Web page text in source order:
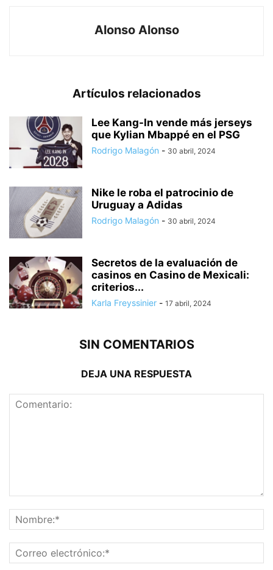
Alonso Alonso
Artículos relacionados
Lee Kang-In vende más jerseys
que Kylian Mbappé en el PSG
Rodrigo Malagón - 30 abril, 2024
Nike le roba el patrocinio de
Uruguay a Adidas
Rodrigo Malagón - 30 abril, 2024
Secretos de la evaluación de
casinos en Casino de Mexicali:
сriterios...
Karla Freyssinier - 17 abril, 2024
SIN COMENTARIOS
DEJA UNA RESPUESTA